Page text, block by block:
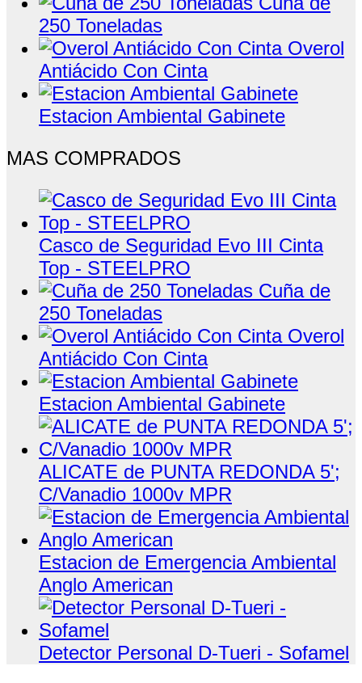
250 Toneladas
Overol
Antiácido Con Cinta
Estacion Ambiental Gabinete
MAS COMPRADOS
Casco de Seguridad Evo III Cinta
Top - STEELPRO
Cuña de
250 Toneladas
Overol
Antiácido Con Cinta
Estacion Ambiental Gabinete
ALICATE de PUNTA REDONDA 5';
C/Vanadio 1000v MPR
Estacion de Emergencia Ambiental
Anglo American
Detector Personal D-Tueri - Sofamel